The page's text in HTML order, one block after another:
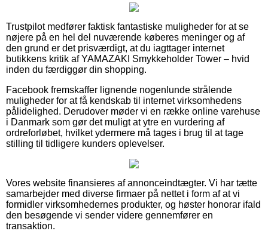
Trustpilot medfører faktisk fantastiske muligheder for at se
nøjere på en hel del nuværende køberes meninger og af
den grund er det prisværdigt, at du iagttager internet
butikkens kritik af YAMAZAKI Smykkeholder Tower – hvid
inden du færdiggør din shopping.
Facebook fremskaffer lignende nogenlunde strålende
muligheder for at få kendskab til internet virksomhedens
pålidelighed. Derudover møder vi en række online varehuse
i Danmark som gør det muligt at ytre en vurdering af
ordreforløbet, hvilket ydermere må tages i brug til at tage
stilling til tidligere kunders oplevelser.
Vores website finansieres af annonceindtægter. Vi har tætte
samarbejder med diverse firmaer på nettet i form af at vi
formidler virksomhedernes produkter, og høster honorar ifald
den besøgende vi sender videre gennemfører en
transaktion.